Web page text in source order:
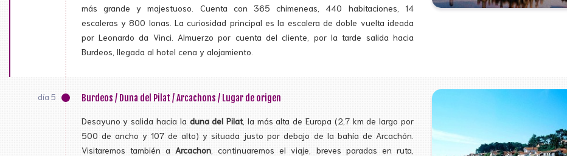
más grande y majestuoso. Cuenta con 365 chimeneas, 440 habitaciones, 14
escaleras y 800 lonas. La curiosidad principal es la escalera de doble vuelta ideada
por Leonardo da Vinci. Almuerzo por cuenta del cliente, por la tarde salida hacia
Burdeos, llegada al hotel cena y alojamiento.
día 5 Burdeos / Duna del Pilat / Arcachons / Lugar de origen
Desayuno y salida hacia la duna del Pilat, la más alta de Europa (2,7 km de largo por
500 de ancho y 107 de alto) y situada justo por debajo de la bahía de Arcachón.
Visitaremos también a Arcachon , continuaremos el viaje, breves paradas en ruta,